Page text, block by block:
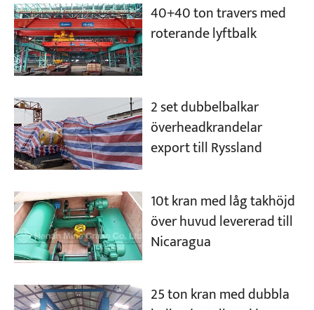
40+40 ton travers med
roterande lyftbalk
2 set dubbelbalkar
överheadkrandelar
export till Ryssland
10t kran med låg takhöjd
över huvud levererad till
Nicaragua
25 ton kran med dubbla